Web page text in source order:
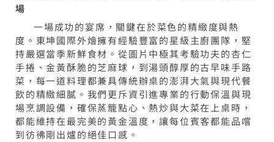
場
一場成功的宴席，關鍵在於菜色的精緻度與熱
度。東坤國際外燴擁有經驗豐富的星級主廚團隊，堅
持嚴選當季新鮮食材。從圖片中極其考驗功夫的杏仁
手捲、金黃酥脆的芝麻球，到湯頭醇厚的古早味手路
菜，每一道料理都兼具傳統辦桌的澎湃大氣與現代餐
飲的精緻細膩。我們更斥資引進專業的行動保溫與現
場烹調設備，確保蒸籠點心、熱炒與大菜在上桌時，
都能維持在最完美的黃金溫度，讓每位賓客都能品嚐
到彷彿剛出爐的絕佳口感。